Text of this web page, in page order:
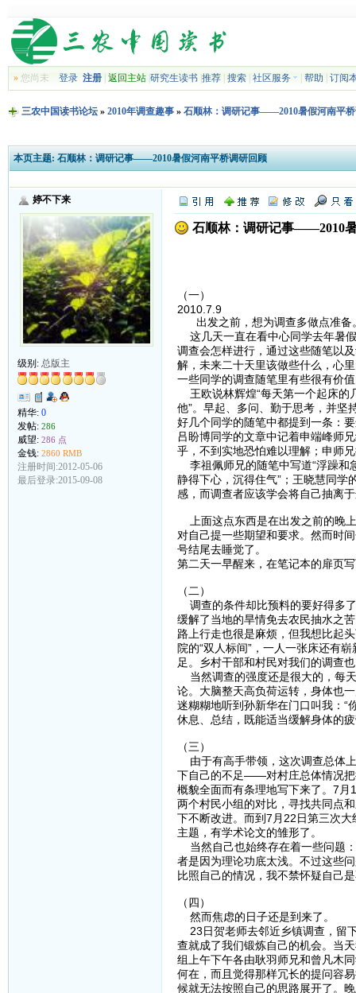
»您尚未 登录 注册| 返回主站| 研究生读书| 推荐| 搜索| 社区服务 帮助 订阅
三农中国读书论坛» 2010年调查趣事» 石顺林：调研记事——2010暑假河南平
本页主题: 石顺林：调研记事——2010暑假河南平桥调研回顾
婷不下来
级别: 总版主
精华: 0
发帖: 286
威望: 286 点
金钱: 2860 RMB
注册时间:2012-05-06
最后登录:2015-09-08
石顺林：调研记事——2010
（一）
2010.7.9
出发之前，想为调查多做点准备
这几天一直在看中心同学去年暑
调查会怎样进行，通过这些随笔以
解，未来二十天里该做些什么，心
一些同学的调查随笔里有些很有价
王欧说林辉煌“每天第一个起床的
他”。早起、多问、勤于思考，并坚
好几个同学的随笔中都提到一条：
吕盼博同学的文章中记着申端峰师
乎，不到实地恐怕难以理解；申师
李祖佩师兄的随笔中写道“浮躁和
静得下心，沉得住气”；王晓慧同学
感，而调查者应该学会将自己抽离
上面这点东西是在出发之前的晚
对自己提一些期望和要求。然而时
号结尾去睡觉了。
第二天一早醒来，在笔记本的扉页
（二）
调查的条件却比预料的要好得多
缓解了当地的旱情免去农民抽水之
路上行走也很是麻烦，但我想比起
院的“双人标间”，一人一张床还有
足。乡村干部和村民对我们的调查
当然调查的强度还是很大的，每
论。大脑整天高负荷运转，身体也
迷糊糊地听到孙新华在门口叫我：
休息、总结，既能适当缓解身体的
（三）
由于有高手带领，这次调查总体
下自己的不足——对村庄总体情况把
概貌全面而有条理地写下来了。7月
两个村民小组的对比，寻找共同点
下不断改进。而到7月22日第三次
主题，有学术论文的雏形了。
当然自己也始终存在着一些问题
者是因为理论功底太浅。不过这些
比照自己的情况，我不禁怀疑自己
（四）
然而焦虑的日子还是到来了。
23日贺老师去邻近乡镇调查，留
查就成了我们锻炼自己的机会。当
组上午下午各由耿羽师兄和曾凡木
何在，而且觉得那样冗长的提问容
候就无法按照自己的思路展开了。